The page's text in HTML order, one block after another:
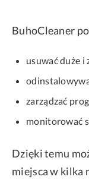
BuhoCleaner
usuwać duże
zarządzać
monitorować
Dzięki temu
miejsca w kilka